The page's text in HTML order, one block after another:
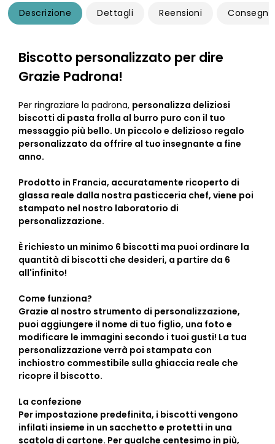
Descrizione Dettagli Reensioni Consegna
Biscotto personalizzato per dire
Grazie Padrona!
Per ringraziare la padrona, personalizza deliziosi
biscotti di pasta frolla al burro puro con il tuo
messaggio più bello. Un piccolo e delizioso regalo
personalizzato da offrire al tuo insegnante a fine
anno.
Prodotto in Francia, accuratamente ricoperto di
glassa reale dalla nostra pasticceria chef, viene poi
stampato nel nostro laboratorio di
personalizzazione.
È richiesto un minimo 6 biscotti ma puoi ordinare la
quantità di biscotti che desideri, a partire da 6
all'infinito!
Come funziona?
Grazie al nostro strumento di personalizzazione,
puoi aggiungere il nome di tuo figlio, una foto e
modificare le immagini secondo i tuoi gusti! La tua
personalizzazione verrà poi stampata con
inchiostro commestibile sulla ghiaccia reale che
ricopre il biscotto.
La confezione
Per impostazione predefinita, i biscotti vengono
infilati insieme in un sacchetto e protetti in una
scatola di cartone. Per qualche centesimo in più,